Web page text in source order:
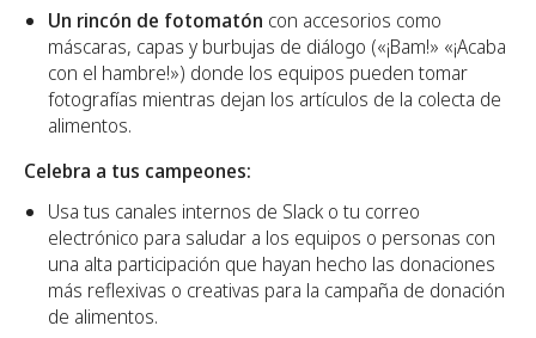
Un rincón de fotomatón con accesorios como
máscaras, capas y burbujas de diálogo («¡Bam!» «¡Acaba
con el hambre!») donde los equipos pueden tomar
fotografías mientras dejan los artículos de la colecta de
alimentos.
Celebra a tus campeones:
Usa tus canales internos de Slack o tu correo
electrónico para saludar a los equipos o personas con
una alta participación que hayan hecho las donaciones
más reflexivas o creativas para la campaña de donación
de alimentos.